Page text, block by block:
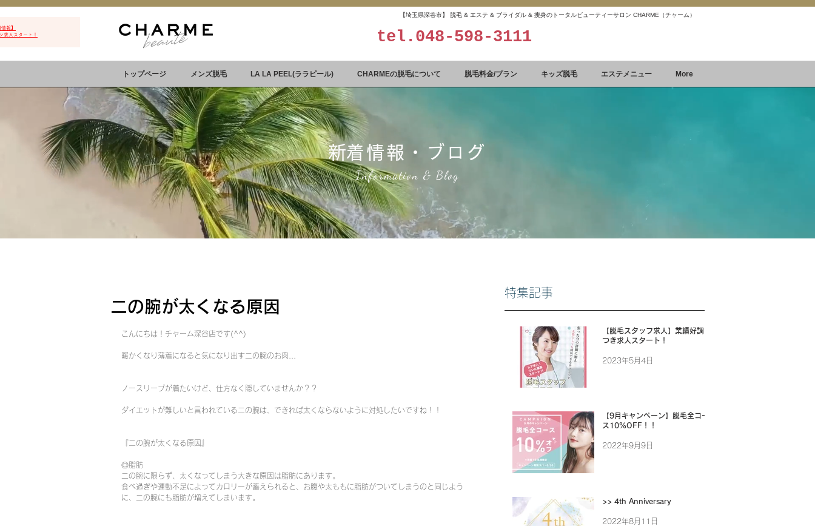
報】
求人スタート！
【埼玉県深谷市】 脱毛 & エステ & ブライダル & 痩身のトータルビューティーサロン CHARME（チャーム）
tel. 048-598-3111
トップページ メンズ脱毛 LA LA PEEL(ララピール) CHARMEの脱毛について 脱毛料金/プラン キッズ脱毛 エステメニュー More
​新着情報・ブログ
Information & Blog
二の腕が太くなる原因
こんにちは！チャーム深谷店です(^^)
暖かくなり薄着になると気になり出す二の腕のお肉...
ノースリーブが着たいけど、仕方なく隠していませんか？？
ダイエットが難しいと言われている二の腕は、できれば太くならないように対処したいですね！！
『二の腕が太くなる原因』
◎脂肪
二の腕に限らず、太くなってしまう大きな原因は脂肪にあります。
食べ過ぎや運動不足によってカロリーが蓄えられると、お腹や太ももに脂肪がついてしまうのと同じよう
に、二の腕にも脂肪が増えてしまいます。
特集記事
【脱毛スタッフ求人】業績好調に
つき求人スタート！
2023年5月4日
【9月キャンペーン】脱毛全コー
ス10%OFF！！
2022年9月9日
>> 4th Anniversary
2022年8月11日